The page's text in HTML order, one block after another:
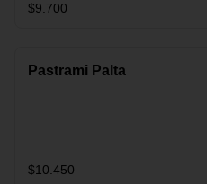
$9.700
Pastrami Palta
$10.450